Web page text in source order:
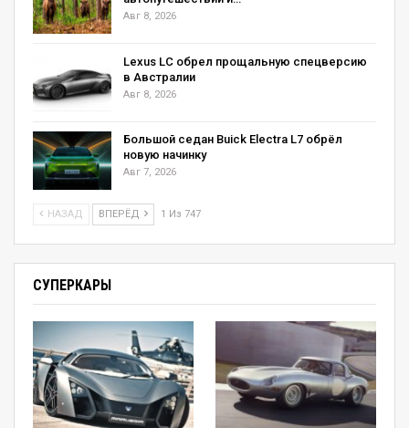
Авг 8, 2026
Lexus LC обрел прощальную спецверсию
в Австралии
Авг 8, 2026
Большой седан Buick Electra L7 обрёл
новую начинку
Авг 7, 2026
НАЗАД ВПЕРЁД 1 Из 747
СУПЕРКАРЫ